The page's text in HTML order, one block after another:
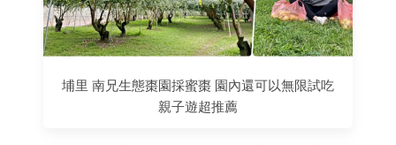
埔里 南兄生態棗園採蜜棗 園內還可以無限試吃
親子遊超推薦